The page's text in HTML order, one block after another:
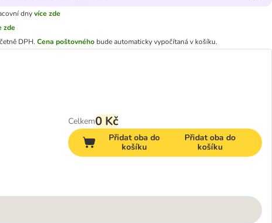
dny více zde
zde
DPH. Cena poštovného bude automaticky vypočítaná v košíku.
Celkem0 Kč
Přidat oba do
košíku
Přidat oba do
košíku